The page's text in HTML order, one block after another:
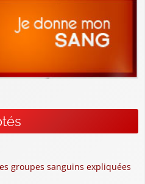
groupes sanguins expliquées